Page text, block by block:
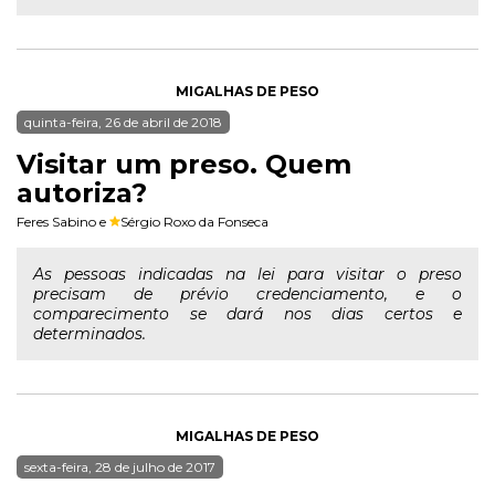
MIGALHAS DE PESO
quinta-feira, 26 de abril de 2018
Visitar um preso. Quem
autoriza?
Feres Sabino e Sérgio Roxo da Fonseca
As pessoas indicadas na lei para visitar o preso
precisam de prévio credenciamento, e o
comparecimento se dará nos dias certos e
determinados.
MIGALHAS DE PESO
sexta-feira, 28 de julho de 2017